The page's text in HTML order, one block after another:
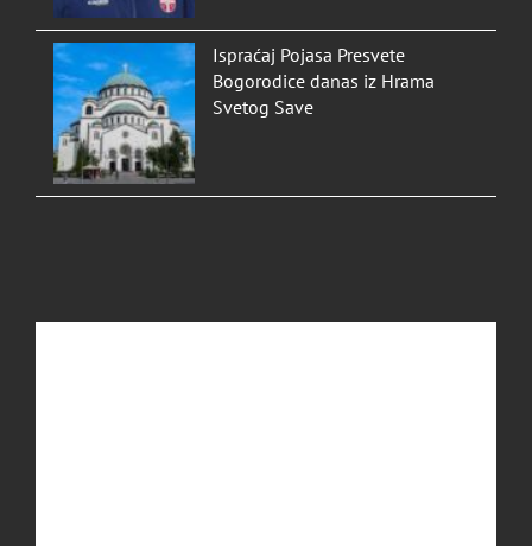
Ispraćaj Pojasa Presvete
Bogorodice danas iz Hrama
Svetog Save